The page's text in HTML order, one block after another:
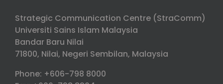
Strategic Communication Centre (StraComm)
Universiti Sains Islam Malaysia
Bandar Baru Nilai
71800, Nilai, Negeri Sembilan, Malaysia
Phone: +606-798 8000